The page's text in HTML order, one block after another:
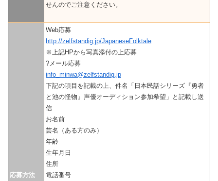
せんのでご注意ください。
応募方法
Web応募
http://zelfstandig.jp/JapaneseFolktale
※上記HPから写真添付の上応募
?メール応募
info_minwa@zelfstandig.jp
下記の項目を記載の上、件名「日本民話シリーズ『勇者
と池の怪物』声優オーディション参加希望」と記載し送
信
お名前
芸名（ある方のみ）
年齢
生年月日
住所
電話番号